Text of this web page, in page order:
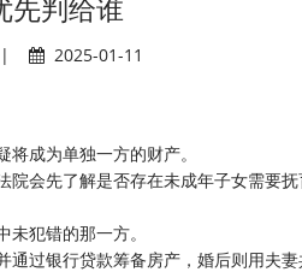
先判给谁
2025-01-11
成为单独一方的财产。
会先了解是否存在未成年子女需要抚
犯错的那一方。
过银行贷款筹备房产，婚后则用夫妻